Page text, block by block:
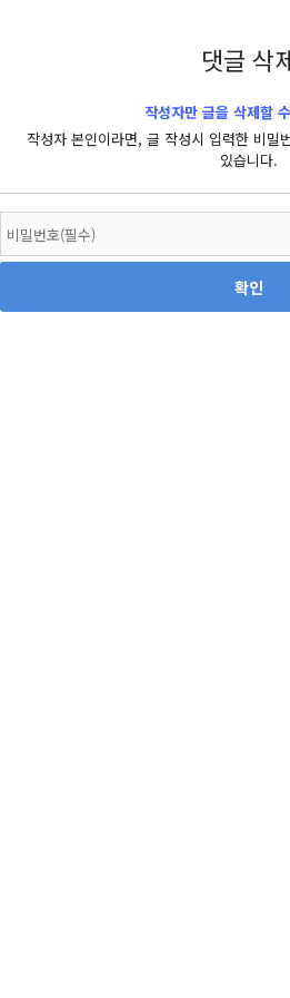
댓글 삭
작성자만 글을 삭제할
작성자 본인이라면, 글 작성시 입력한 비밀
있습니다.